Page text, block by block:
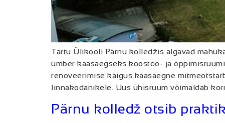
Tartu Ülikooli Pärnu kolledžis algavad
ümber kaasaegseks koostöö- ja
renoveerimise käigus kaasaegne
linnakodanikele. Uus ühisruum võimaldab
Pärnu kolledž otsib